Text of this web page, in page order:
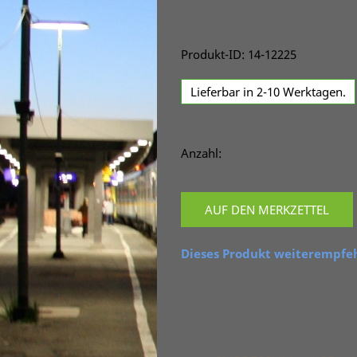
Produkt-ID: 14-12225
Lieferbar in 2-10 Werktagen.
Anzahl:
AUF DEN MERKZETTEL
Dieses Produkt